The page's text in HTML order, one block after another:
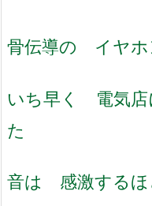
骨伝導の イヤホ
いち早く 電気
た
音は 感激する